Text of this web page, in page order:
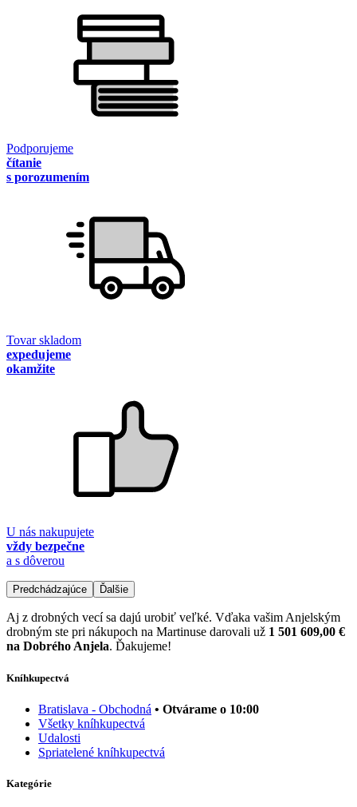
Podporujeme
čítanie
s porozumením
Tovar skladom
expedujeme
okamžite
U nás nakupujete
vždy bezpečne
a s dôverou
Predchádzajúce Ďalšie
Aj z drobných vecí sa dajú urobiť veľké. Vďaka vašim Anjelským
drobným ste pri nákupoch na Martinuse darovali už 1 501 609,00 €
na Dobrého Anjela. Ďakujeme!
Kníhkupectvá
Bratislava - Obchodná • Otvárame o 10:00
Všetky kníhkupectvá
Udalosti
Spriatelené kníhkupectvá
Kategórie